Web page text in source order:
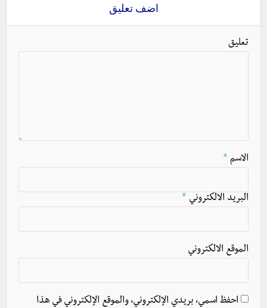
اضف تعليق
تعليق
الاسم *
البريد الالكتروني *
الموقع الالكتروني
احفظ اسمي، بريدي الإلكتروني، والموقع الإلكتروني في هذا